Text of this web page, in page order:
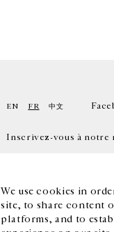
We use cookies in
site, to share content
platforms, and to
EN FR 中文
Inscrivez-vous à notre